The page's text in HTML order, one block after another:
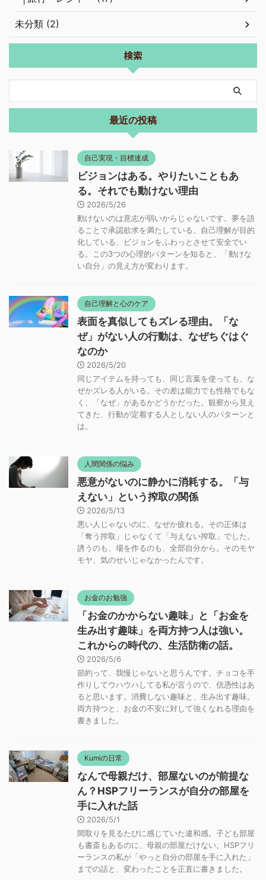
未分類 (2)
検索
最近の投稿
自己実現・目標達成
ビジョンはある。やりたいこともあ
る。それでも動けない理由
2026/5/26
動けないのは意志が弱いからじゃないです。夢を語
ることで承認欲求を満たしている、自己理解が目的
化している、ビジョンをふわっとさせて安全でい
る。この3つの心理的パターンを知ると、「動けな
い自分」の見え方が変わります。
自己理解と心のケア
表面を真似してもズレる理由。「な
ぜ」がない人の行動は、なぜちぐはぐ
なのか
2026/5/20
同じアイテムを持っても、同じ言葉を使っても、な
ぜかズレる人がいる。その差は能力でも性格でもな
く、「なぜ」があるかどうかだった。観察から見え
てきた、行動が定着する人としない人のパターンと
は。
人間関係の悩み
悪意がないのに静かに消耗する。「与
えない」という搾取の関係
2026/5/13
悪い人じゃないのに、なぜか疲れる。その正体は
「奪う搾取」じゃなくて「与えない搾取」でした。
誘うのも、場を作るのも、全部自分から。そのモヤ
モヤ、気のせいじゃなかったんです。
お金のお勉強
「お金のかからない趣味」と「お金を
生み出す趣味」を両方持つ人は強い。
これからの時代の、生活防衛の話。
2026/5/6
節約って、我慢じゃないと思うんです。チョコを手
作りしてウハウハしてる私が言うので、信憑性はあ
ると思います。消費しない趣味と、生み出す趣味。
両方持つと、お金の不安に対して強くなれる理由を
書きました。
Kumiの日常
なんで母親だけ、部屋ないのが前提な
ん？HSPフリーランスが自分の部屋を
手に入れた話
2026/5/1
間取りを見るたびに感じていた違和感。子ども部屋
も書斎もあるのに、母親の部屋だけない。HSPフリ
ーランスの私が「やっと自分の部屋を手に入れた」
までの話と、変わったことを正直に書きました。